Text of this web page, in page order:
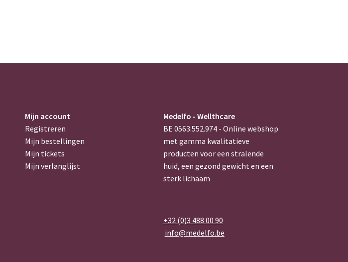
Mijn account
Registreren
Mijn bestellingen
Mijn tickets
Mijn verlanglijst
Medelfo - Wellthcare
BE 0563.552.974 - Online webshop
met gamma kwalitatieve
producten voor een stralende
huid, een gezond gewicht en een
sterk lichaam
+32 (0)3 488 00 90
info@medelfo.be